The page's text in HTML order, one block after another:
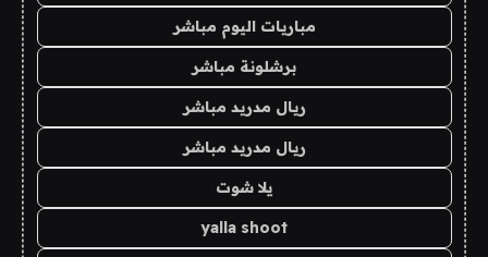
مباريات اليوم مباشر
برشلونة مباشر
ريال مدريد مباشر
ريال مدريد مباشر
يلا شوت
yalla shoot